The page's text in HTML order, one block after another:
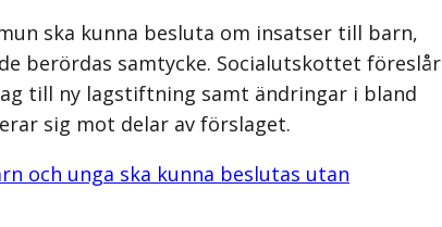
ska kunna besluta om insatser till barn,
berördas samtycke. Socialutskottet föreslår
till ny lagstiftning samt ändringar i bland
sig mot delar av förslaget.
och unga ska kunna beslutas utan